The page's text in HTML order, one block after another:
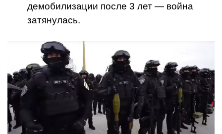
демобилизации после 3 лет — война
затянулась.